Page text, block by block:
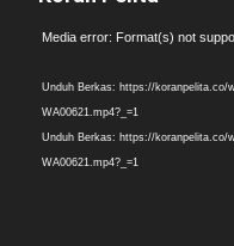
Pemutar
Media error: Format(s) not
Unduh Berkas: https://koranpelita.co/
WA00621.mp4?_=1
Unduh Berkas: https://koranpelita.co/
WA00621.mp4?_=1